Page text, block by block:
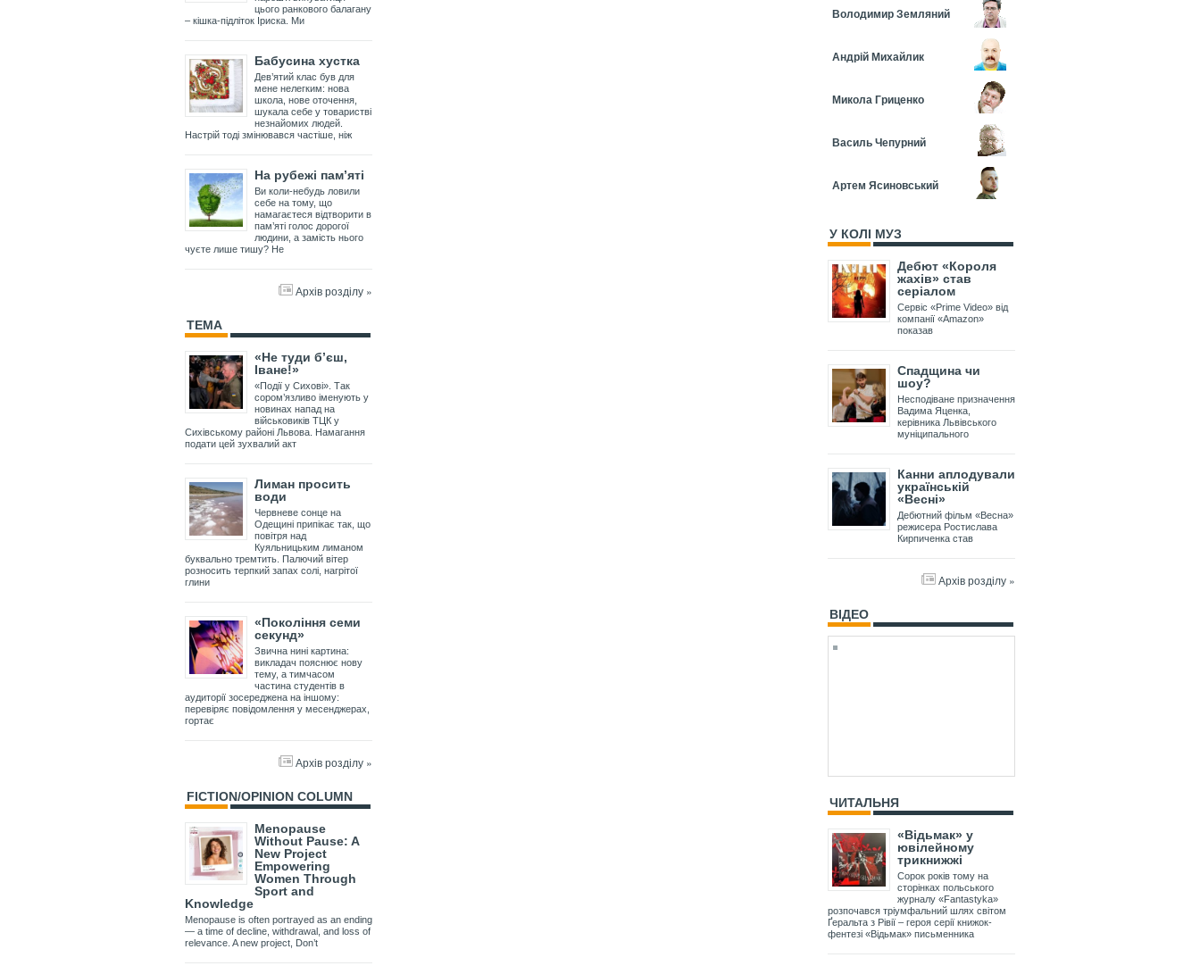
цього ранкового балагану
– кішка-підліток Іриска. Ми
Бабусина хустка
Дев’ятий клас був для
мене нелегким: нова
школа, нове оточення,
шукала себе у товаристві
незнайомих людей.
Настрій тоді змінювався частіше, ніж
На рубежі пам’яті
Ви коли-небудь ловили
себе на тому, що
намагаєтеся відтворити в
пам’яті голос дорогої
людини, а замість нього
чуєте лише тишу? Не
Архів розділу »
ТЕМА
«Не туди б’єш,
Іване!»
«Події у Сихові». Так
сором’язливо іменують у
новинах напад на
військовиків ТЦК у
Сихівському районі Львова. Намагання
подати цей зухвалий акт
Лиман просить
води
Червневе сонце на
Одещині припікає так, що
повітря над
Куяльницьким лиманом
буквально тремтить. Палючий вітер
розносить терпкий запах солі, нагрітої
глини
«Покоління семи
секунд»
Звична нині картина:
викладач пояснює нову
тему, а тимчасом
частина студентів в
аудиторії зосереджена на іншому:
перевіряє повідомлення у месенджерах,
гортає
Архів розділу »
FICTION/OPINION COLUMN
Menopause
Without Pause: A
New Project
Empowering
Women Through
Sport and
Knowledge
Menopause is often portrayed as an ending
— a time of decline, withdrawal, and loss of
relevance. A new project, Don’t
Володимир Земляний
Андрій Михайлик
Микола Гриценко
Василь Чепурний
Артем Ясиновський
У КОЛІ МУЗ
Дебют «Короля
жахів» став
серіалом
Сервіс «Prime Video» від
компанії «Amazon»
показав
Спадщина чи
шоу?
Несподіване призначення
Вадима Яценка,
керівника Львівського
муніципального
Канни аплодували
українській
«Весні»
Дебютний фільм «Весна»
режисера Ростислава
Кирпиченка став
Архів розділу »
ВІДЕО
ЧИТАЛЬНЯ
«Відьмак» у
ювілейному
трикнижжі
Сорок років тому на
сторінках польського
журналу «Fantastyka»
розпочався тріумфальний шлях світом
Ґеральта з Рівії – героя серії книжок-
фентезі «Відьмак» письменника